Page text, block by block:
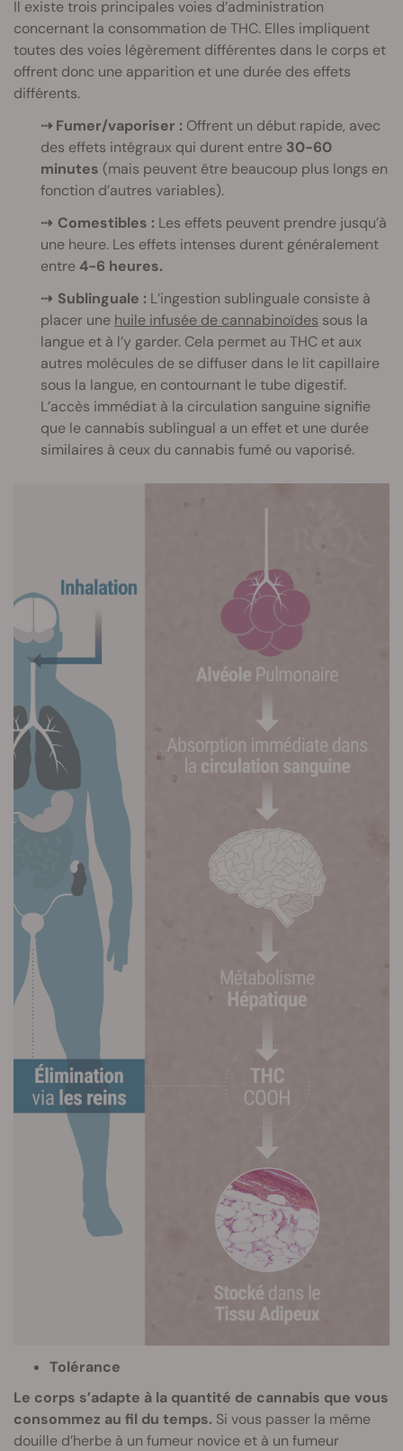
Il existe trois principales voies d’administration
concernant la consommation de THC. Elles impliquent
toutes des voies légèrement différentes dans le corps et
offrent donc une apparition et une durée des effets
différents.
⇢ Fumer/vaporiser : Offrent un début rapide, avec
des effets intégraux qui durent entre 30-60
minutes (mais peuvent être beaucoup plus longs en
fonction d’autres variables).
⇢ Comestibles : Les effets peuvent prendre jusqu’à
une heure. Les effets intenses durent généralement
entre 4-6 heures.
⇢ Sublinguale : L’ingestion sublinguale consiste à
placer une huile infusée de cannabinoïdes sous la
langue et à l’y garder. Cela permet au THC et aux
autres molécules de se diffuser dans le lit capillaire
sous la langue, en contournant le tube digestif.
L’accès immédiat à la circulation sanguine signifie
que le cannabis sublingual a un effet et une durée
similaires à ceux du cannabis fumé ou vaporisé.
Tolérance
Le corps s’adapte à la quantité de cannabis que vous
consommez au fil du temps. Si vous passer la même
douille d’herbe à un fumeur novice et à un fumeur